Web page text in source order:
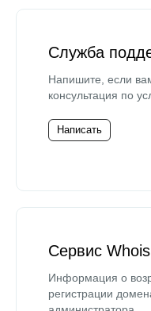
Служба
Напишите, если
консультация по
Написать
Сервис Whois
Информация о
регистрации